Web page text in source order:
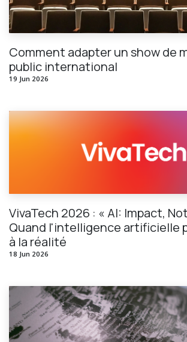
Comment adapter un show de
public international
19 Jun 2026
VivaTech 2026 : « AI: Impact,
Quand l'intelligence artificielle
à la réalité
18 Jun 2026